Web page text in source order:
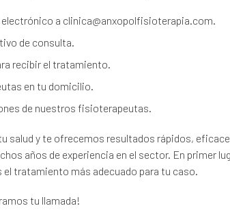
electrónico a clinica@anxopolfisioterapia.com.
de consulta.
recibir el tratamiento.
en tu domicilio.
de nuestros fisioterapeutas.
salud y te ofrecemos resultados rápidos,
años de experiencia en el sector. En primer
tratamiento más adecuado para tu caso.
tu llamada!